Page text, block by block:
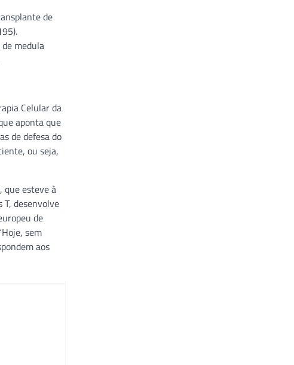
de
medula
Celular da
aponta que
de defesa do
ou seja,
que esteve à
desenvolve
de
sem
aos